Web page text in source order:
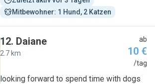
Mitbewohner: 1 Hund, 2 Katzen
12. Daiane
2.7 km
ab
10 €
/tag
looking forward to spend time with dogs